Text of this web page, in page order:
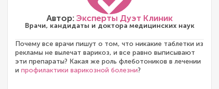
Автор:Эксперты Дуэт Клиник
Врачи, кандидаты и доктора медицинских наук
Почему все врачи пишут о том, что никакие таблетки из
рекламы не вылечат варикоз, и все равно выписывают
эти препараты? Какая же роль флеботоников в лечении
и профилактики варикозной болезни?